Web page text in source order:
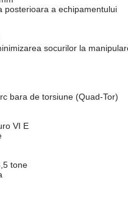
posterioara a echipamentului
socurilor la
bara de torsiune (Quad-Tor)
VI E
tone